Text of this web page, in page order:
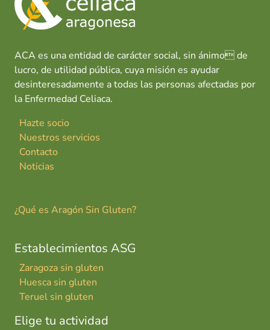
ACA es una entidad de carácter social, sin ánimo de
lucro, de utilidad pública, cuya misión es ayudar
desinteresadamente a todas las personas afectadas por
la Enfermedad Celiaca.
Hazte socio
Nuestros servicios
Contacto
Noticias
¿Qué es Aragón Sin Gluten?
Establecimientos ASG
Zaragoza sin gluten
Huesca sin gluten
Teruel sin gluten
Elige tu actividad